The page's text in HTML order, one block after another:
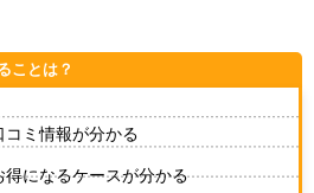
ことは？
ミ情報が分かる
になるケースが分かる